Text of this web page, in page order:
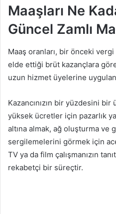
Maaşları Ne
Güncel Zamlı
Maaş oranları, bir önceki vergi
elde ettiği brüt kazançlara
uzun hizmet üyelerine
Kazancınızın bir yüzdesini
yüksek ücretler için pazarlık
altına almak, ağ oluşturma
sergilemelerini görmek için
TV ya da film çalışmanızın
rekabetçi bir süreçtir.